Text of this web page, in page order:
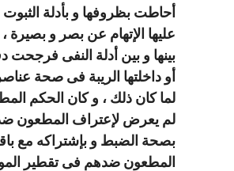
أحاطت بظروفها و بأدلة الثبوت
عليها الإتهام عن بصر و بصيرة
بينها و بين أدلة النفى فرجحت
أو داخلتها الريبة فى صحة
لما كان ذلك ، و كان الحكم
لم يعرض لإعتراف المطعون
بصحة الضبط و بإشتراكه مع
المطعون ضدهم فى تقطير